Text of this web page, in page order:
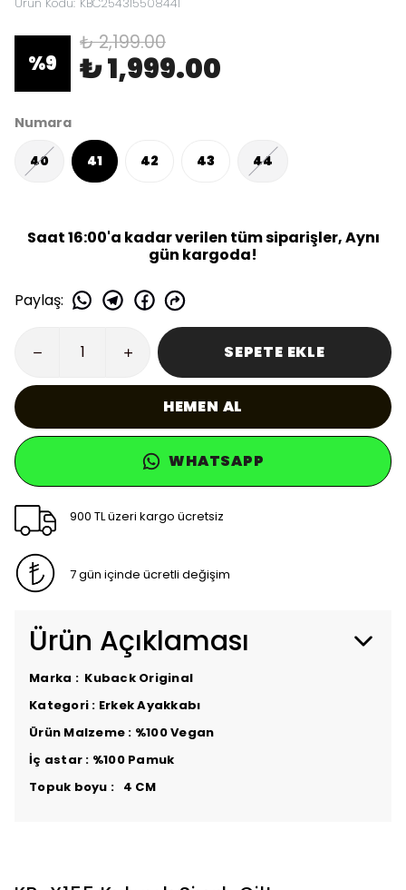
%9
₺ 2,199.00
₺ 1,999.00
Numara
40 41 42 43 44
Saat 16:00'a kadar verilen tüm siparişler, Aynı
gün kargoda!
Paylaş:
SEPETE EKLE
HEMEN AL
WHATSAPP
900 TL üzeri kargo ücretsiz
7 gün içinde ücretli değişim
Ürün Açıklaması
Marka : Kuback Original
Kategori : Erkek Ayakkabı
Ürün Malzeme : %100 Vegan
İç astar : %100 Pamuk
Topuk boyu : 4 CM